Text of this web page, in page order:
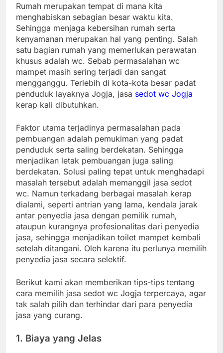
Rumah merupakan tempat di mana kita
menghabiskan sebagian besar waktu kita.
Sehingga menjaga kebersihan rumah serta
kenyamanan merupakan hal yang penting. Salah
satu bagian rumah yang memerlukan perawatan
khusus adalah wc. Sebab permasalahan wc
mampet masih sering terjadi dan sangat
mengganggu. Terlebih di kota-kota besar padat
penduduk layaknya Jogja, jasa sedot wc Jogja
kerap kali dibutuhkan.
Faktor utama terjadinya permasalahan pada
pembuangan adalah pemukiman yang padat
penduduk serta saling berdekatan. Sehingga
menjadikan letak pembuangan juga saling
berdekatan. Solusi paling tepat untuk menghadapi
masalah tersebut adalah memanggil jasa sedot
wc. Namun terkadang berbagai masalah kerap
dialami, seperti antrian yang lama, kendala jarak
antar penyedia jasa dengan pemilik rumah,
ataupun kurangnya profesionalitas dari penyedia
jasa, sehingga menjadikan toilet mampet kembali
setelah ditangani. Oleh karena itu perlunya memilih
penyedia jasa secara selektif.
Berikut kami akan memberikan tips-tips tentang
cara memilih jasa sedot wc Jogja terpercaya, agar
tak salah pilih dan terhindar dari para penyedia
jasa yang curang.
1. Biaya yang Jelas